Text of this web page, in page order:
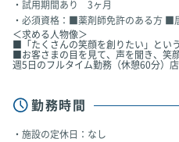
試用期間あり 3ヶ月
必須資格：■薬剤師免許のある方 ■
＜求める人物像＞
■「たくさんの笑顔を創りたい」とい
■お客さまの目を見て、声を聞き、笑
週5日のフルタイム勤務（休憩60分）
勤務時間
施設の定休日：なし